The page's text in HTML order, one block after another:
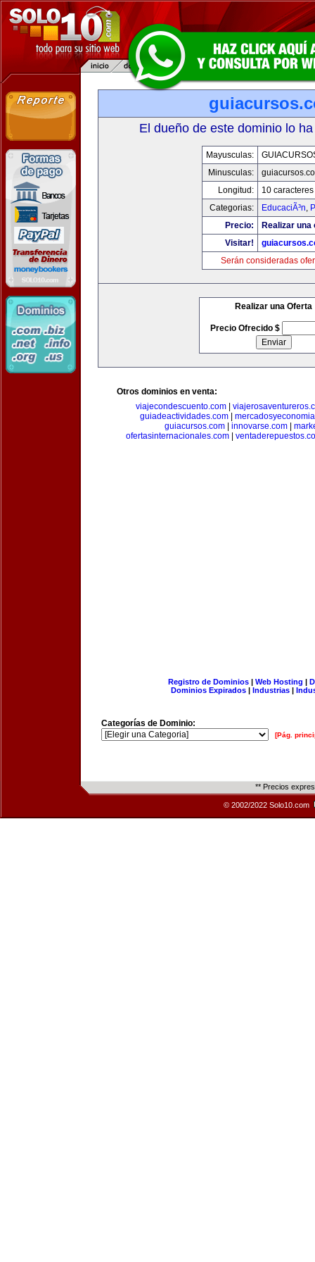
El dueño de este dominio lo
Mayusculas:
Minusculas:
Longitud:
10 caracteres
Categorias:
EducaciÃ³n,
Precio:
Realizar una
Visitar!
Serán consideradas
Realizar una Oferta
Precio Ofrecido $
Otros dominios en venta:
viajecondescuento.com
guiadeactividades.com|
guiacursos.com| innovarse.com|
ofertasinternacionales.com|
Registro de Dominios| Web Hosting |
Dominios Expirados | Industrias |
Categorías de Dominio:
[Pág.
** Precios
© 2002/2022 Solo10.com